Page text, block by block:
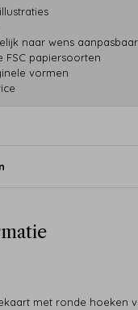
naar wens aanpasbaar
FSC papiersoorten
vormen
met ronde hoeken